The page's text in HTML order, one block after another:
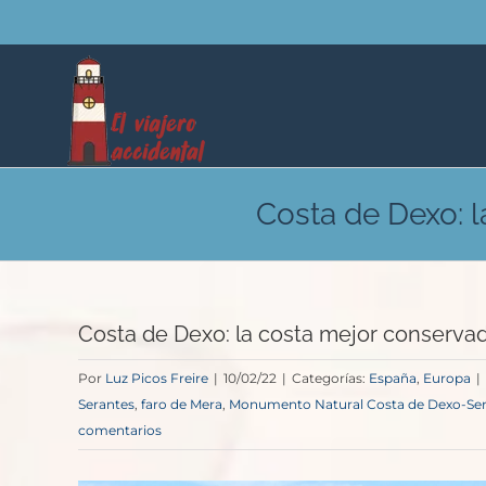
al
contenido
Costa de Dexo:
Costa de Dexo: la costa mejor
Por Luz Picos Freire | 10/02/22 | Categorías: España, Europa |
Serantes, faro de Mera, Monumento Natural Costa de Dexo-
comentarios